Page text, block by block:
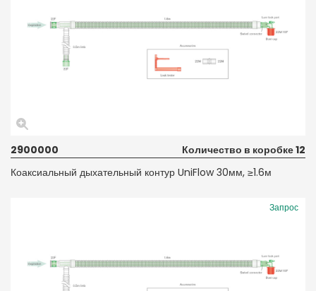
2900000
Количество в коробке 12
Коаксиальный дыхательный контур UniFlow 30мм, ≥1.6м
Запрос